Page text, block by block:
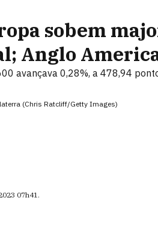
sobem
Anglo
avançava 0,28%, a 478,94
(Chris Ratcliff/Getty Images)
07h41.